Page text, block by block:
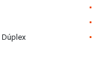
Dúplex